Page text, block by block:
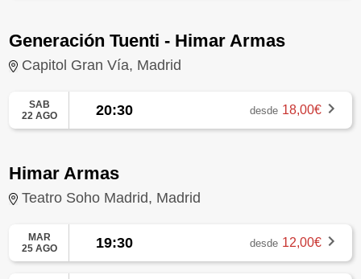
Generación Tuenti - Himar Armas
Capitol Gran Vía, Madrid
SAB
22 AGO
20:30 desde 18,00€
Himar Armas
Teatro Soho Madrid, Madrid
MAR
25 AGO
19:30 desde 12,00€